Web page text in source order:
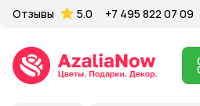
Отзывы 5.0 +7 495 822 07 09